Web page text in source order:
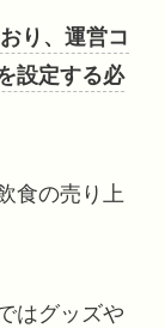
り、運営コ
設定する必
食の売り上
はグッズや